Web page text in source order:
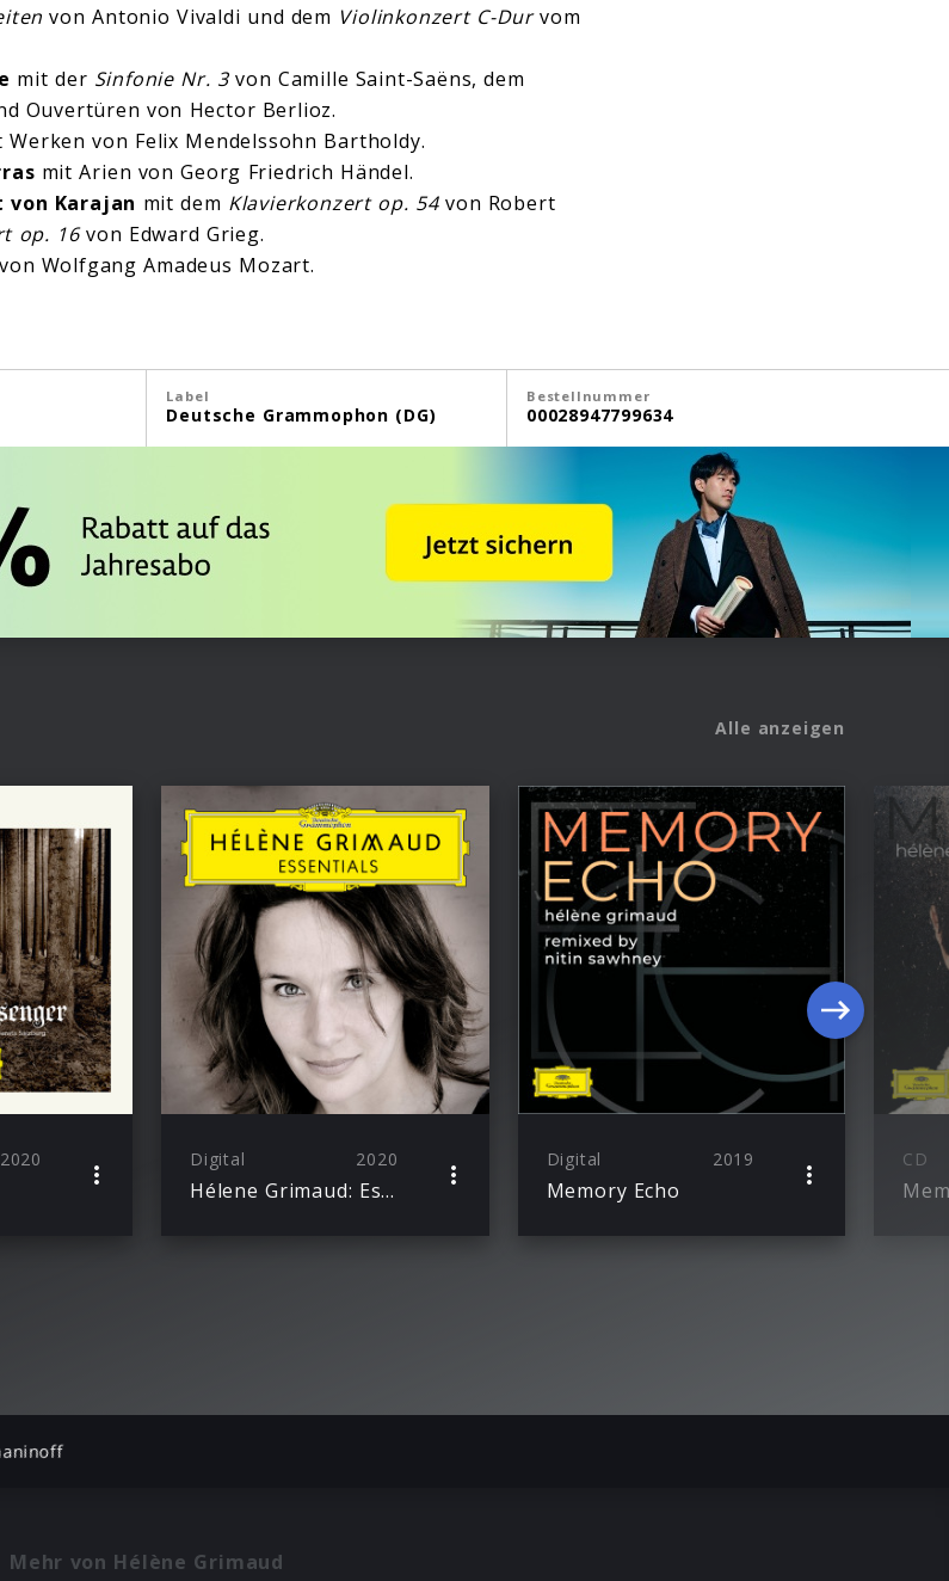
von Antonio Vivaldi und dem Violinkonzert C-Durvom
mit der Sinfonie Nr. 3von Camille Saint-Saëns, dem
Ouvertüren von Hector Berlioz.
Werken von Felix Mendelssohn Bartholdy.
mit Arien von Georg Friedrich Händel.
von Karajan mit dem Klavierkonzert op. 54von Robert
op. 16von Edward Grieg.
Wolfgang Amadeus Mozart.
Label
Deutsche Grammophon (DG)
Bestellnummer
00028947799634
Alle anzeigen
2020 Digital 2020
Hélene Grimaud: Essentials
Digital 2019
Memory Echo
CD
Mehr von Hélène Grimaud